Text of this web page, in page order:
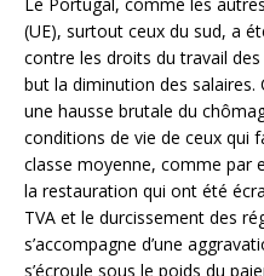
(UE), surtout ceux du sud, a
contre les droits du travail des
but la diminution des
une hausse brutale du
conditions de vie de ceux qui
classe moyenne, comme par
la restauration qui ont été
TVA et le durcissement des
s’accompagne d’une
s’écroule sous le poids du